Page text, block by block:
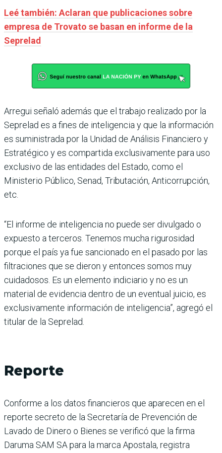
Leé también: Aclaran que publicaciones sobre
empresa de Trovato se basan en informe de la
Seprelad
Arregui señaló además que el trabajo realizado por la
Seprelad es a fines de inteligencia y que la información
es suministrada por la Unidad de Análisis Financiero y
Estratégico y es compartida exclusivamente para uso
exclusivo de las entidades del Estado, como el
Ministerio Público, Senad, Tributación, Anticorrupción,
etc.
“El informe de inteligencia no puede ser divulgado o
expuesto a terceros. Tenemos mucha rigurosidad
porque el país ya fue sancionado en el pasado por las
filtraciones que se dieron y entonces somos muy
cuidadosos. Es un elemento indiciario y no es un
material de evidencia dentro de un eventual juicio, es
exclusivamente información de inteligencia”, agregó el
titular de la Seprelad.
Reporte
Conforme a los datos financieros que aparecen en el
reporte secreto de la Secretaría de Prevención de
Lavado de Dinero o Bienes se verificó que la firma
Daruma SAM SA para la marca Apostala, registra